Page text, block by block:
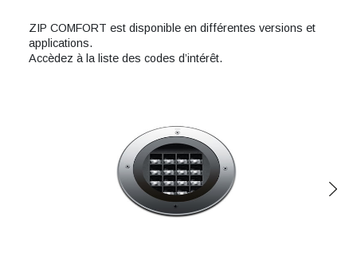
ZIP COMFORT est disponible en différentes versions et
applications.
Accèdez à la liste des codes d’intérêt.